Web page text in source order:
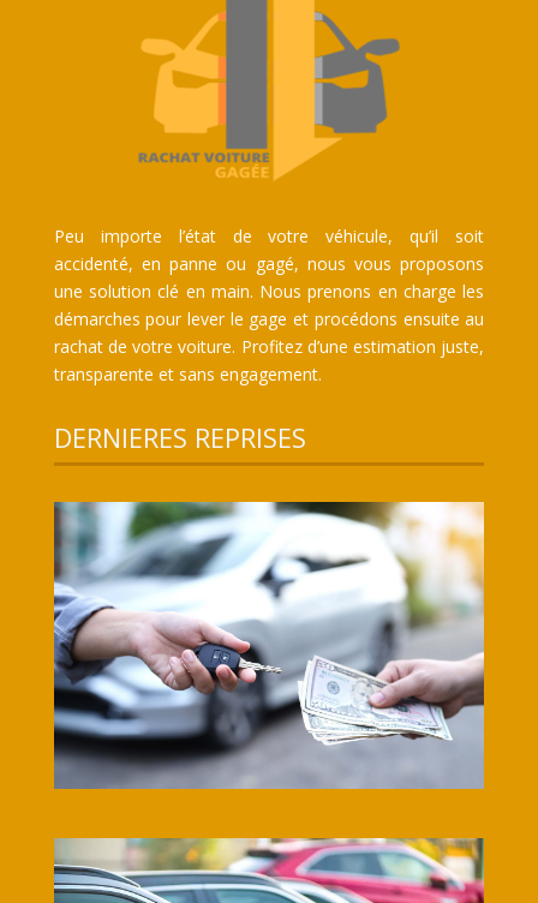
Peu importe l’état de votre véhicule, qu’il soit
accidenté, en panne ou gagé, nous vous proposons
une solution clé en main. Nous prenons en charge les
démarches pour lever le gage et procédons ensuite au
rachat de votre voiture. Profitez d’une estimation juste,
transparente et sans engagement.
DERNIERES REPRISES